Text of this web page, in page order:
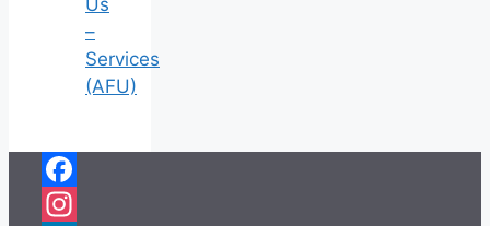
–
Services
(AFU)
Facebook